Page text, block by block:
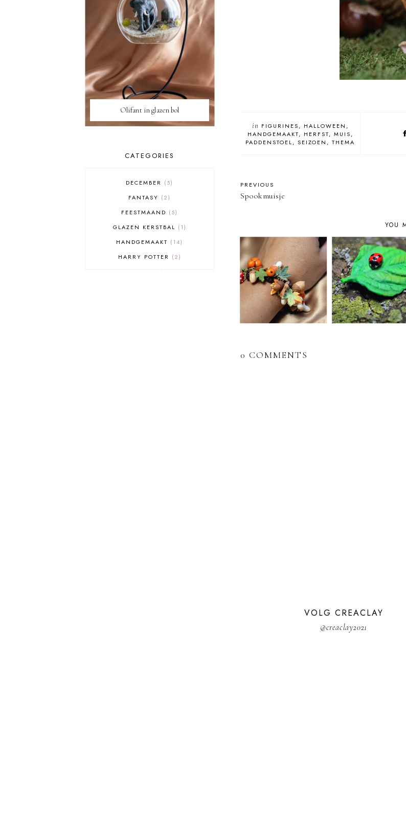
in FIGURINES
HALLOWEEN
HANDGEMAAKT
HERFST
MUIS
PADDENSTOEL
SEIZOEN THEMA
PREVIOUS
Spookmuisje
YOU
0 COMMENTS
Olifant in glazen bol
CATEGORIES
DECEMBER
5
FANTASY
2
FEESTMAAND
5
GLAZEN KERSTBAL
1
HANDGEMAAKT
14
HARRY POTTER
2
VOLG CREACLAY
@creaclay2021